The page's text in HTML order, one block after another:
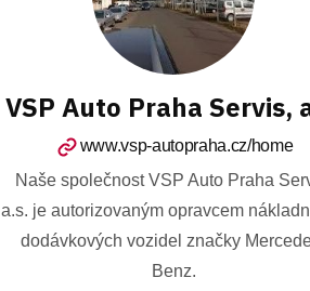
VSP Auto Praha Servis,
www.vsp-autopraha.cz/home
Naše společnost VSP Auto Praha
a.s. je autorizovaným opravcem
dodávkových vozidel značky
Benz.